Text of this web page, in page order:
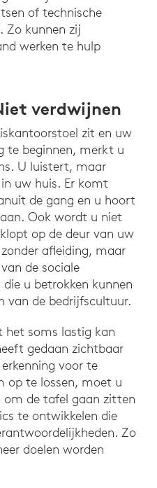
of technische
Zo kunnen zij
werken te hulp
verdwijnen
zit en uw
te beginnen, merkt u
U luistert, maar
uw huis. Er komt
de gang en u hoort
Ook wordt u niet
op de deur van uw
afleiding, maar
de sociale
u betrokken kunnen
van de bedrijfscultuur.
het soms lastig kan
gedaan zichtbaar
voor te
op te lossen, moet u
om de tafel gaan zitten
te ontwikkelen die
Zo
doelen worden